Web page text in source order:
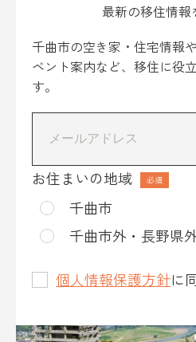
最新の移住情報
千曲市の空き家・住宅情報
ベント案内など、移住に役
す。
お住まいの地域
千曲市
千曲市外・長野県
個人情報保護方針に